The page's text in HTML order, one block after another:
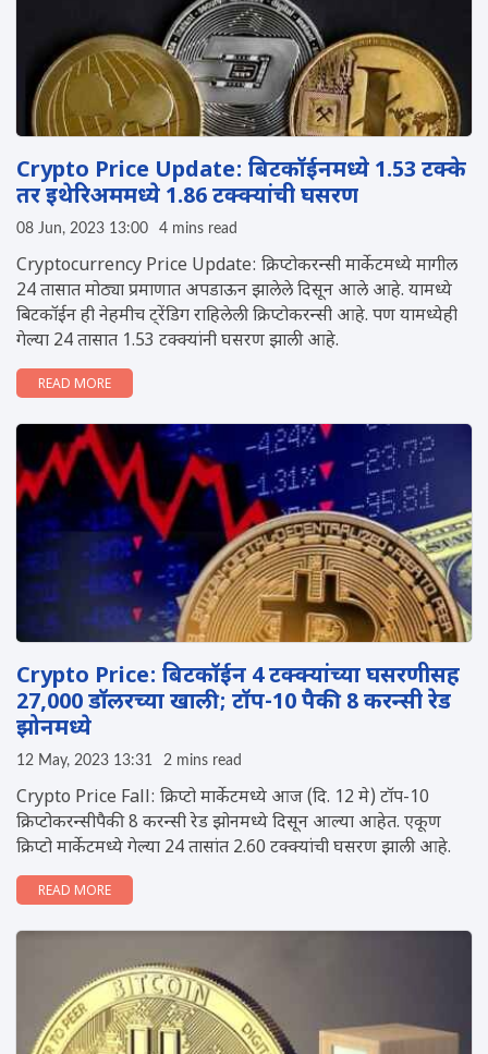
Crypto Price Update: बिटकॉईनमध्ये 1.53 टक्के
तर इथेरिअममध्ये 1.86 टक्क्यांची घसरण
08 Jun, 2023 13:00 4 mins read
Cryptocurrency Price Update: क्रिप्टोकरन्सी मार्केटमध्ये मागील
24 तासात मोठ्या प्रमाणात अपडाऊन झालेले दिसून आले आहे. यामध्ये
बिटकॉईन ही नेहमीच ट्रेंडिग राहिलेली क्रिप्टोकरन्सी आहे. पण यामध्येही
गेल्या 24 तासात 1.53 टक्क्यांनी घसरण झाली आहे.
READ MORE
Crypto Price: बिटकॉईन 4 टक्क्यांच्या घसरणीसह
27,000 डॉलरच्या खाली; टॉप-10 पैकी 8 करन्सी रेड
झोनमध्ये
12 May, 2023 13:31 2 mins read
Crypto Price Fall: क्रिप्टो मार्केटमध्ये आज (दि. 12 मे) टॉप-10
क्रिप्टोकरन्सीपैकी 8 करन्सी रेड झोनमध्ये दिसून आल्या आहेत. एकूण
क्रिप्टो मार्केटमध्ये गेल्या 24 तासांत 2.60 टक्क्यांची घसरण झाली आहे.
READ MORE